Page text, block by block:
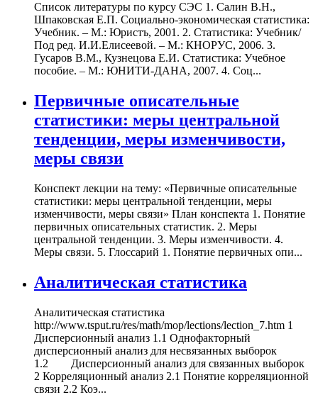
Список литературы по курсу СЭС 1. Салин В.Н.,
Шпаковская Е.П. Социально-экономическая статистика:
Учебник. – М.: Юристъ, 2001. 2. Статистика: Учебник/
Под ред. И.И.Елисеевой. – М.: КНОРУС, 2006. 3.
Гусаров В.М., Кузнецова Е.И. Статистика: Учебное
пособие. – М.: ЮНИТИ-ДАНА, 2007. 4. Соц...
Первичные описательные
статистики: меры центральной
тенденции, меры изменчивости,
меры связи
Конспект лекции на тему: «Первичные описательные
статистики: меры центральной тенденции, меры
изменчивости, меры связи» План конспекта 1. Понятие
первичных описательных статистик. 2. Меры
центральной тенденции. 3. Меры изменчивости. 4.
Меры связи. 5. Глоссарий 1. Понятие первичных опи...
Аналитическая статистика
Аналитическая статистика
http://www.tsput.ru/res/math/mop/lections/lection_7.htm 1
Дисперсионный анализ 1.1 Однофакторный
дисперсионный анализ для несвязанных выборок
1.2 Дисперсионный анализ для связанных выборок
2 Корреляционный анализ 2.1 Понятие корреляционной
связи 2.2 Коэ...